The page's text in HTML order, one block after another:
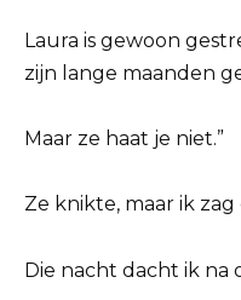
Laura is gewoon
zijn lange maanden
Maar ze haat je niet.”
Ze knikte, maar ik
Die nacht dacht ik na